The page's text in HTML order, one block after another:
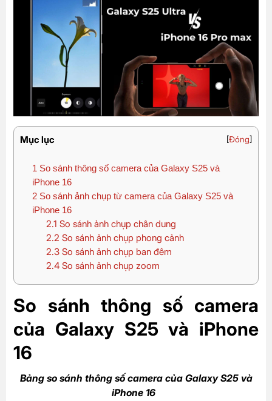
Mục lục [Đóng]
1 So sánh thông số camera của Galaxy S25 và
iPhone 16
2 So sánh ảnh chụp từ camera của Galaxy S25 và
iPhone 16
2.1 So sánh ảnh chụp chân dung
2.2 So sánh ảnh chụp phong cảnh
2.3So sánh ảnh chụp ban đêm
2.4So sánh ảnh chụp zoom
So sánh thông số camera
của Galaxy S25 và iPhone
16
Bảng so sánh thông số camera của Galaxy S25 và
iPhone 16